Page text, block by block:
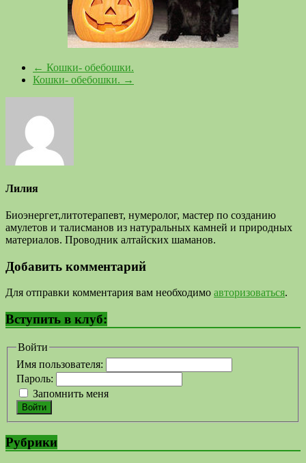
← Кошки- обебошки.
Кошки- обебошки. →
Лилия
Биоэнергет,литотерапевт, нумеролог, мастер по созданию
амулетов и талисманов из натуральных камней и природных
материалов. Проводник алтайских шаманов.
Добавить комментарий
Для отправки комментария вам необходимо авторизоваться.
Вступить в клуб:
Войти
Имя пользователя:
Пароль:
Запомнить меня
Войти
Рубрики